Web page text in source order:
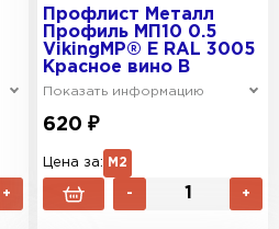
+
Профлист Металл
Профиль МП10 0.5
VikingMP® E RAL 3005
Красное вино B
Показать информацию
620 ₽
Цена за: М2
- +